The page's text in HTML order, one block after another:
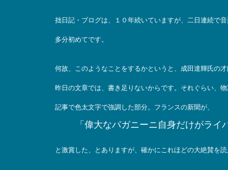
拙日記・ブログは、１０年続いていますが、二日連続で
多分初めてです。
何故、このようなことをするかというと、成田達輝氏の
昨日の文章では、書き足りないからです。それぐらい、
記事で色太文字で強調した部分。フランスの新聞が、
「偉大なパガニーニ自身だけがライ
と激賞した、とありますが、確かにこれほどの大絶賛を